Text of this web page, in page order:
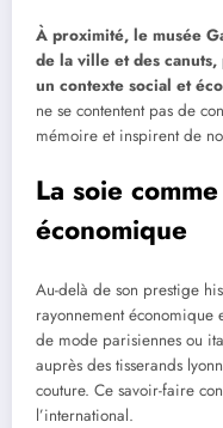
À proximité, le musée
de la ville et des
un contexte social et
ne se contentent pas de
mémoire et inspirent de
La soie
économique
Au-delà de son prestige
rayonnement économique
de mode parisiennes ou
auprès des tisserands
couture. Ce savoir-faire
l’international.